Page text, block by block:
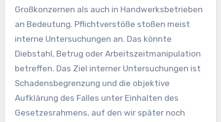
Großkonzernen als auch in Handwerksbetrieben
an Bedeutung. Pflichtverstöße stoßen meist
interne Untersuchungen an. Das könnte
Diebstahl, Betrug oder Arbeitszeitmanipulation
betreffen. Das Ziel interner Untersuchungen ist
Schadensbegrenzung und die objektive
Aufklärung des Falles unter Einhalten des
Gesetzesrahmens, auf den wir später noch